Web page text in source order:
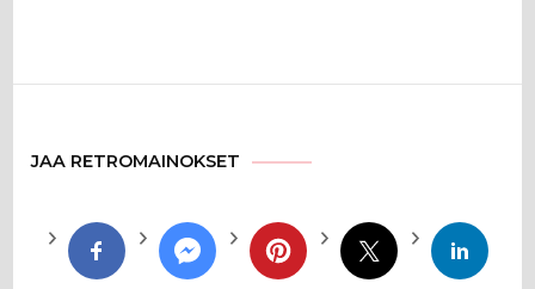
JAA RETROMAINOKSET